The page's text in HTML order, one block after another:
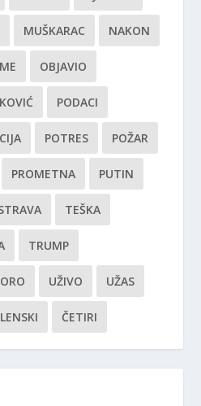
MUŠKARAC NAKON
OBJAVIO
PODACI
POTRES POŽAR
PROMETNA PUTIN
TEŠKA
TRUMP
UŽIVO UŽAS
ČETIRI